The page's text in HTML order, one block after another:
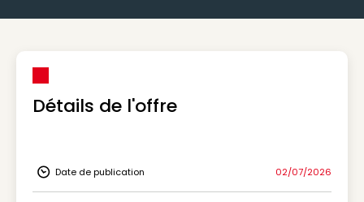
Détails de l'offre
Icon Date de publication
Date de publication 02/07/2026